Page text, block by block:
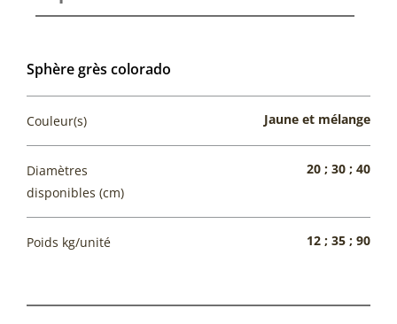
Sphère grès colorado
Couleur(s) Jaune et mélange
Diamètres
disponibles (cm)
20 ; 30 ; 40
Poids kg/unité 12 ; 35 ; 90